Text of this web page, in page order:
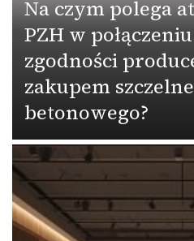
Na czym polega
PZH w
zgodności
zakupem
betonowego?